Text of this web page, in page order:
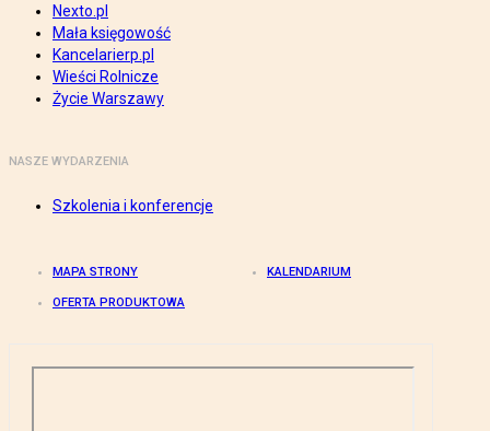
Nexto.pl
Mała księgowość
Kancelarierp.pl
Wieści Rolnicze
Życie Warszawy
NASZE WYDARZENIA
Szkolenia i konferencje
MAPA STRONY KALENDARIUM
OFERTA PRODUKTOWA